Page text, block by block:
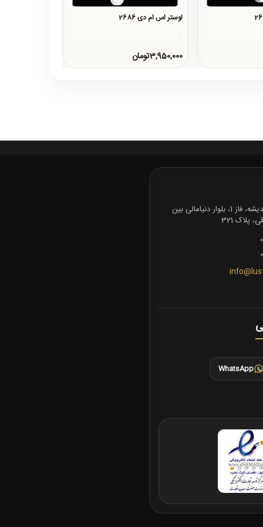
لوستر اس ام دی 2686
..
3,950,000تومان
تهران، شهرک اندیشه، فاز 1، بلوار دنیامالی بین
پلاک 321
WhatsApp